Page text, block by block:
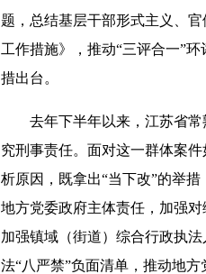
题，总结基层干部形式主义、
工作措施》，推动“三评合一”
措出台。
去年下半年以来，江苏省常
究刑事责任。面对这一群体案
析原因，既拿出“当下改”的举
地方党委政府主体责任，加强
加强镇域（街道）综合行政执
法“八严禁”负面清单，推动地